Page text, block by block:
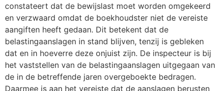
constateert dat de bewijslast moet worden omgekeerd
en verzwaard omdat de boekhoudster niet de vereiste
aangiften heeft gedaan. Dit betekent dat de
belastingaanslagen in stand blijven, tenzij is gebleken
dat en in hoeverre deze onjuist zijn. De inspecteur is bij
het vaststellen van de belastingaanslagen uitgegaan van
de in de betreffende jaren overgeboekte bedragen.
Daarmee is aan het vereiste dat de aanslagen berusten